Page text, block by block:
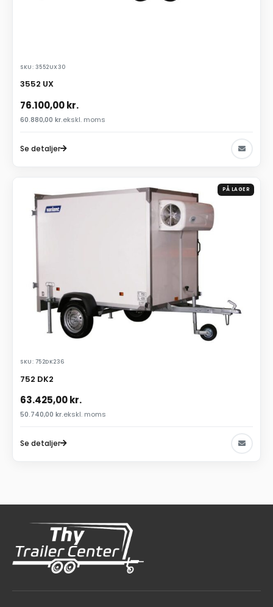
SKU: 3552UX30
3552 UX
76.100,00kr.
60.880,00 kr.ekskl. moms
Se detaljer
PÅ LAGER
SKU: 752DK236
752 DK2
63.425,00kr.
50.740,00 kr.ekskl. moms
Se detaljer